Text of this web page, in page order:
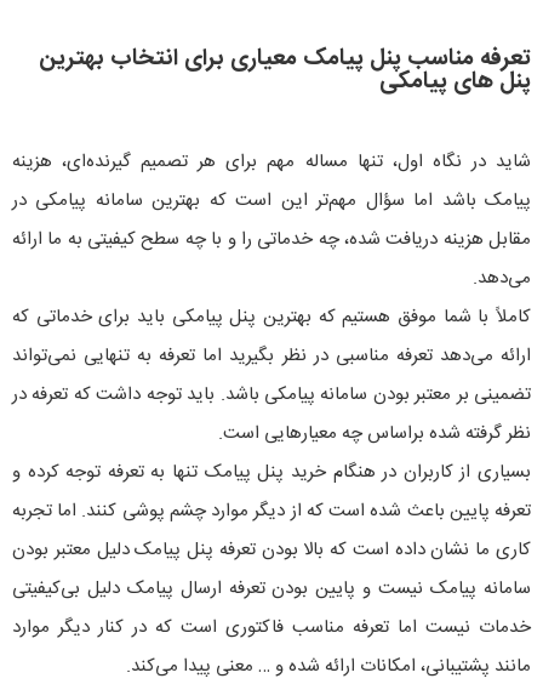
تعرفه مناسب پنل پیامک معیاری برای انتخاب بهترین
پنل های پیامکی
شاید در نگاه اول، تنها مساله مهم برای هر تصمیم گیرنده‌ای، هزینه
پیامک باشد اما سؤال مهم‌تر این است که بهترین سامانه پیامکی در
مقابل هزینه دریافت شده، چه خدماتی را و با چه سطح کیفیتی به ما ارائه
می‌دهد.
کاملاً با شما موفق هستیم که بهترین پنل پیامکی باید برای خدماتی که
ارائه می‌دهد تعرفه مناسبی در نظر بگیرید اما تعرفه به تنهایی نمی‌تواند
تضمینی بر معتبر بودن سامانه پیامکی باشد. باید توجه داشت که تعرفه در
نظر گرفته شده براساس چه معیارهایی است.
بسیاری از کاربران در هنگام خرید پنل پیامک تنها به تعرفه توجه کرده و
تعرفه پایین باعث شده است که از دیگر موارد چشم پوشی کنند. اما تجربه
کاری ما نشان داده است که بالا بودن تعرفه پنل پیامک دلیل معتبر بودن
سامانه پیامک نیست و پایین بودن تعرفه ارسال پیامک دلیل بی‌کیفیتی
خدمات نیست اما تعرفه مناسب فاکتوری است که در کنار دیگر موارد
مانند پشتیبانی، امکانات ارائه شده و … معنی پیدا می‌کند.